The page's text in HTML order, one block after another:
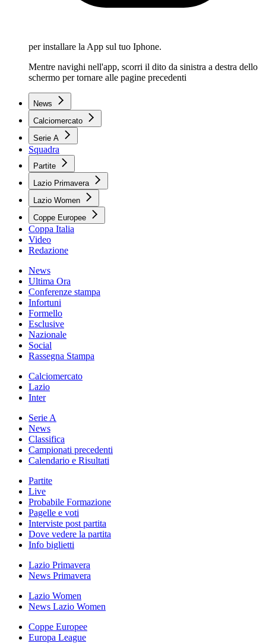
per installare la App sul tuo Iphone.
Mentre navighi nell'app, scorri il dito da sinistra a destra dello
schermo per tornare alle pagine precedenti
News
Calciomercato
Serie A
Squadra
Partite
Lazio Primavera
Lazio Women
Coppe Europee
Coppa Italia
Video
Redazione
News
Ultima Ora
Conferenze stampa
Infortuni
Formello
Esclusive
Nazionale
Social
Rassegna Stampa
Calciomercato
Lazio
Inter
Serie A
News
Classifica
Campionati precedenti
Calendario e Risultati
Partite
Live
Probabile Formazione
Pagelle e voti
Interviste post partita
Dove vedere la partita
Info biglietti
Lazio Primavera
News Primavera
Lazio Women
News Lazio Women
Coppe Europee
Europa League